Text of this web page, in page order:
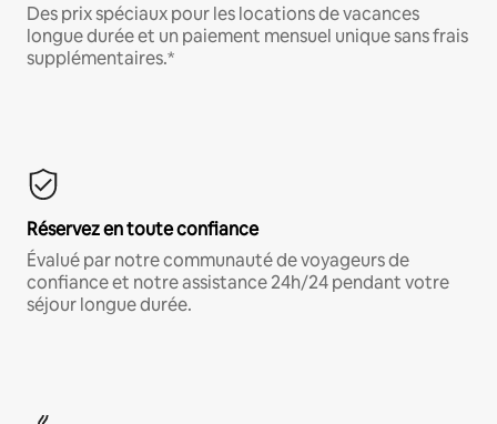
Des prix spéciaux pour les locations de vacances
longue durée et un paiement mensuel unique sans frais
supplémentaires.*
Réservez en toute confiance
Évalué par notre communauté de voyageurs de
confiance et notre assistance 24h/24 pendant votre
séjour longue durée.